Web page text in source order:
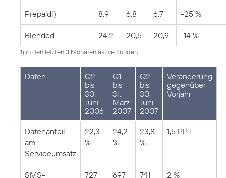
Prepaid1) 8,9 6,8 6,7 -25 %
Blended 24,2 20,5 20,9 -14 %
1) in den letzten 3 Monaten aktive Kunden
Daten
Q2
bis
30.
Juni
2006
Q1
bis
31.
März
2007
Q2
bis
30.
Juni
2007
Veränderung
gegenüber
Vorjahr
Datenanteil
am
Serviceumsatz
22,3
%
24,2
%
23,8
%
1,5 PPT
SMS-
727 697 741 2 %